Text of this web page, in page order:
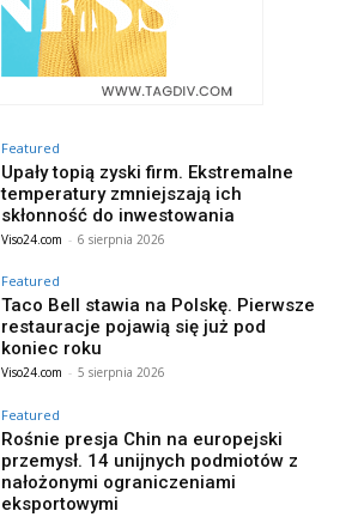
Featured
Upały topią zyski firm. Ekstremalne
temperatury zmniejszają ich
skłonność do inwestowania
Viso24.com - 6 sierpnia 2026
Featured
Taco Bell stawia na Polskę. Pierwsze
restauracje pojawią się już pod
koniec roku
Viso24.com - 5 sierpnia 2026
Featured
Rośnie presja Chin na europejski
przemysł. 14 unijnych podmiotów z
nałożonymi ograniczeniami
eksportowymi